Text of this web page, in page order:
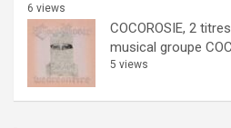
6 views
COCOROSIE, 2
musical groupe
5 views